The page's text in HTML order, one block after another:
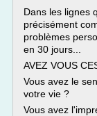
Dans les lignes
précisément
problèmes
en 30 jours...
AVEZ VOUS
Vous avez le
votre vie ?
Vous avez